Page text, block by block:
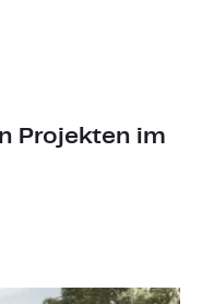
Projekten im